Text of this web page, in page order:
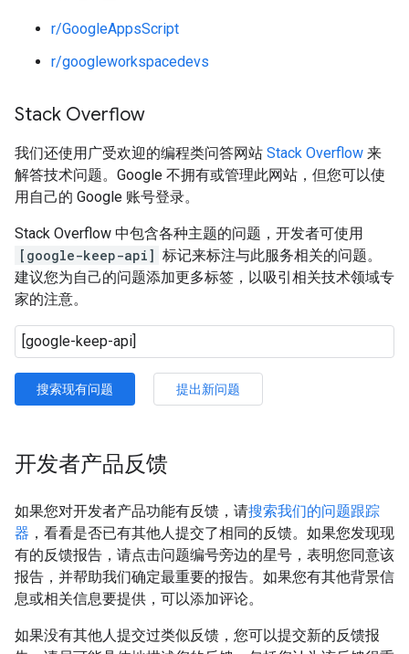
r/GoogleAppsScript
r/googleworkspacedevs
Stack Overflow
我们还使用广受欢迎的编程类问答网站 Stack Overflow 来
解答技术问题。Google 不拥有或管理此网站，但您可以使
用自己的 Google 账号登录。
Stack Overflow 中包含各种主题的问题，开发者可使用
[google-keep-api] 标记来标注与此服务相关的问题。
建议您为自己的问题添加更多标签，以吸引相关技术领域专
家的注意。
搜索现有问题 提出新问题
开发者产品反馈
如果您对开发者产品功能有反馈，请搜索我们的问题跟踪
器 ，看看是否已有其他人提交了相同的反馈。如果您发现现
有的反馈报告，请点击问题编号旁边的星号，表明您同意该
报告，并帮助我们确定最重要的报告。如果您有其他背景信
息或相关信息要提供，可以添加评论。
如果没有其他人提交过类似反馈，您可以提交新的反馈报